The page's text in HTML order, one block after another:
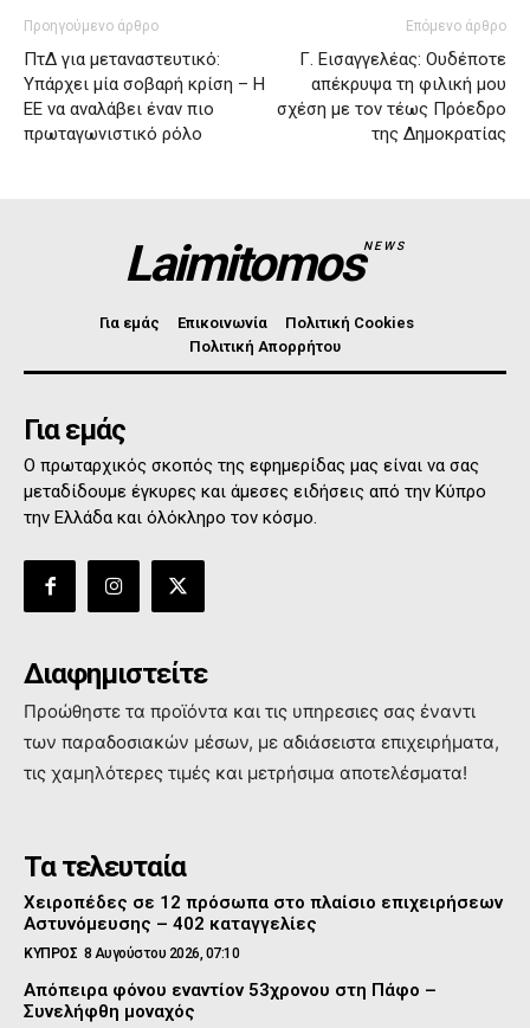
Προηγούμενο άρθρο
ΠτΔ για μεταναστευτικό:
Υπάρχει μία σοβαρή κρίση – Η
ΕΕ να αναλάβει έναν πιο
πρωταγωνιστικό ρόλο
Επόμενο άρθρο
Γ. Εισαγγελέας: Ουδέποτε
απέκρυψα τη φιλική μου
σχέση με τον τέως Πρόεδρο
της Δημοκρατίας
LaimitomosNEWS
Για εμάς Επικοινωνία
Πολιτική Cookies
Πολιτική Απορρήτου
Για εμάς
Ο πρωταρχικός σκοπός της εφημερίδας μας είναι να σας
μεταδίδουμε έγκυρες και άμεσες ειδήσεις από την Κύπρο
την Ελλάδα και όλόκληρο τον κόσμο.
Διαφημιστείτε
Προώθηστε τα προϊόντα και τις υπηρεσιες σας έναντι
των παραδοσιακών μέσων, με αδιάσειστα επιχειρήματα,
τις χαμηλότερες τιμές και μετρήσιμα αποτελέσματα!
Τα τελευταία
Χειροπέδες σε 12 πρόσωπα στο πλαίσιο επιχειρήσεων
Αστυνόμευσης – 402 καταγγελίες
ΚΥΠΡΟΣ 8 Αυγούστου 2026, 07:10
Απόπειρα φόνου εναντίον 53χρονου στη Πάφο –
Συνελήφθη μοναχός